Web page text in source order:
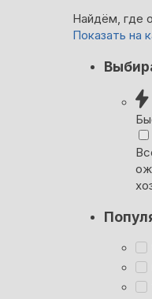
Найдём, где
Показать на